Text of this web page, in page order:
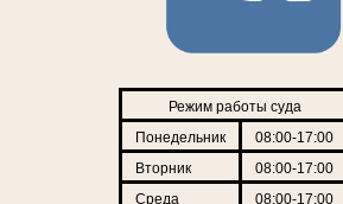
Режим работы суда
Понедельник
08:00-17:00
Вторник
08:00-17:00
Среда
08:00-17:00